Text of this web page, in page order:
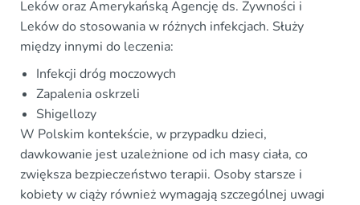
Leków oraz Amerykańską Agencję ds. Żywności i
Leków do stosowania w różnych infekcjach. Służy
między innymi do leczenia:
Infekcji dróg moczowych
Zapalenia oskrzeli
Shigellozy
W Polskim kontekście, w przypadku dzieci,
dawkowanie jest uzależnione od ich masy ciała, co
zwiększa bezpieczeństwo terapii. Osoby starsze i
kobiety w ciąży również wymagają szczególnej uwagi